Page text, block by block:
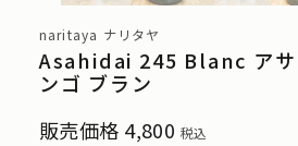
naritaya ナリタヤ
Asahidai 245 Blanc アサ
ンゴ ブラン
販売価格 4,800 税込